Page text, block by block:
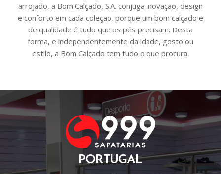
arrojado, a Bom Calçado, S.A. conjuga inovação, design
e conforto em cada coleção, porque um bom calçado e
de qualidade é tudo que os pés precisam. Desta
forma, e independentemente da idade, gosto ou
estilo, a Bom Calçado tem tudo o que procura.
PORTUGAL